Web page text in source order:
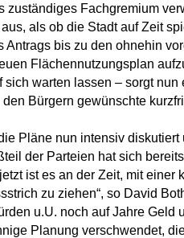
zuständiges Fachgremium
als ob die Stadt auf Zeit
Antrags bis zu den ohnehin
Flächennutzungsplan
sich warten lassen – sorgt nun
Bürgern gewünschte
Pläne nun intensiv diskutiert
der Parteien hat sich
ist es an der Zeit, mit einer
zu ziehen“, so David
u.U. noch auf Jahre Geld
Planung verschwendet,